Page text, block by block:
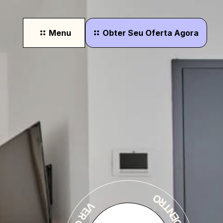
Menu Obter Seu Oferta Agora